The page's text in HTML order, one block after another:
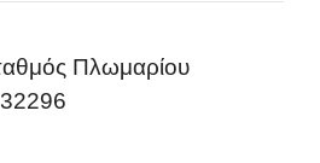
Πλωμαρίου